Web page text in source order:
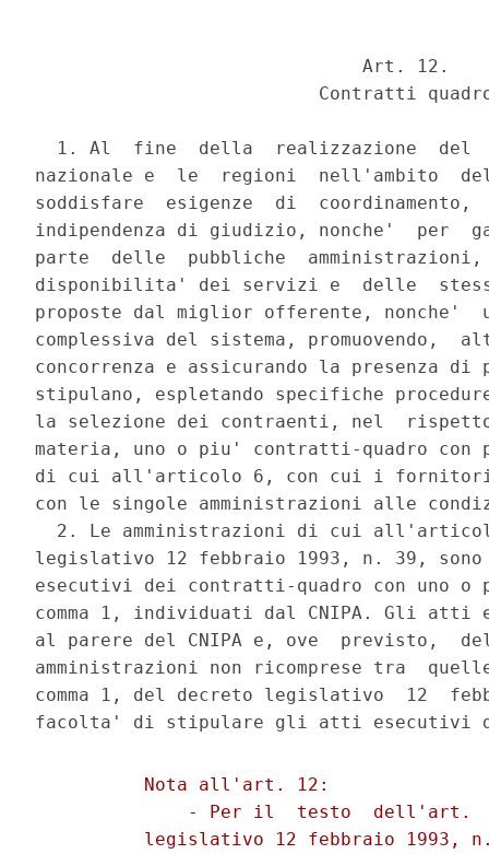
                              Art. 12.
Contratti
1. Al  fine  della  realizzazione  del
nazionale e  le  regioni  nell'ambito
soddisfare  esigenze  di
indipendenza di giudizio, nonche'  per
parte  delle  pubbliche
disponibilita' dei servizi e  delle
proposte dal miglior offerente, nonche'
complessiva del sistema,
concorrenza e assicurando la
stipulano, espletando specifiche
la selezione dei contraenti, nel
materia, uno o piu' contratti-quadro
di cui all'articolo 6, con cui i fornitori
con le singole amministrazioni alle
2. Le amministrazioni di cui
legislativo 12 febbraio 1993, n. 39,
esecutivi dei contratti-quadro con
comma 1, individuati dal CNIPA. Gli atti
al parere del CNIPA e, ove  previsto,
amministrazioni non ricomprese tra
comma 1, del decreto legislativo  12
          Nota all'art. 12:
- Per il  testo  dell'art.
legislativo 12 febbraio 1993,